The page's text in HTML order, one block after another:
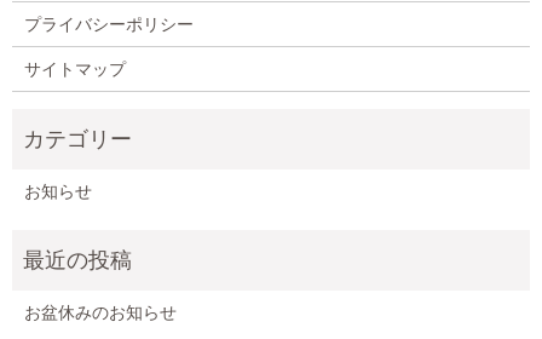
プライバシーポリシー
サイトマップ
お知らせ
お盆休みのお知らせ